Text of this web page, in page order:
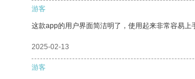
游客
这款app的用户界面简洁明了，使用起来非常容易上
2025-02-13
游客